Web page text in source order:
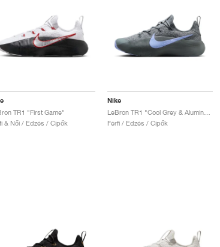
TR1 "First Game"
& Női / Edzés / Cipők
Nike
LeBron TR1 "Cool Grey & Aluminum"
Férfi / Edzés / Cipők